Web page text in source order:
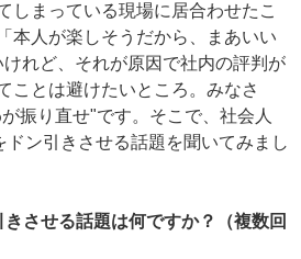
しまっている現場に居合わせたこ
人が楽しそうだから、まあいい
れど、それが原因で社内の評判が
ことは避けたいところ。みなさ
振り直せ"です。そこで、社会人
ン引きさせる話題を聞いてみまし
させる話題は何ですか？（複数回